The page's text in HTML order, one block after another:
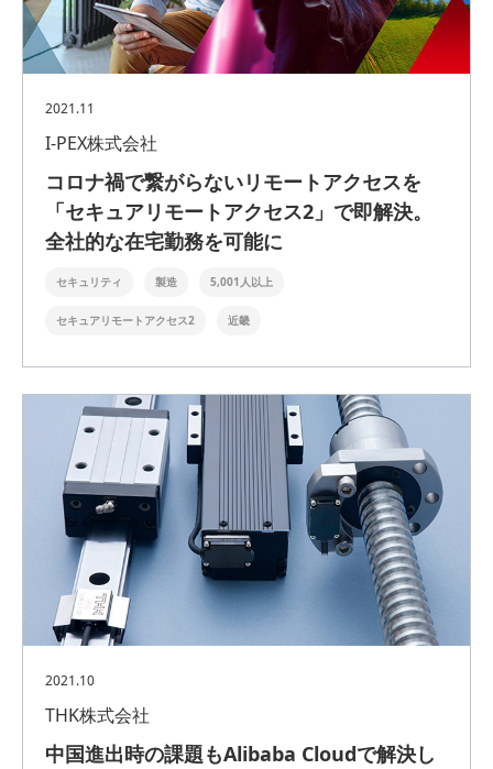
2021.11
I-PEX株式会社
コロナ禍で繋がらないリモートアクセスを
「セキュアリモートアクセス2」で即解決。
全社的な在宅勤務を可能に
セキュリティ 製造 5,001人以上
セキュアリモートアクセス2 近畿
2021.10
THK株式会社
中国進出時の課題もAlibaba Cloudで解決し